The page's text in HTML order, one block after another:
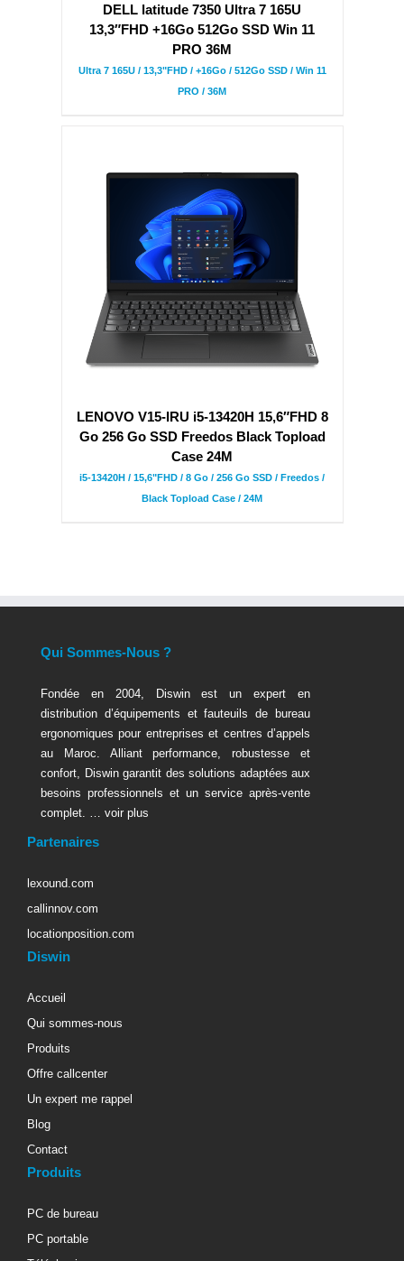
DELL latitude 7350 Ultra 7 165U
13,3″FHD +16Go 512Go SSD Win 11
PRO 36M
Ultra 7 165U / 13,3"FHD / +16Go / 512Go SSD / Win 11
PRO / 36M
LENOVO V15-IRU i5-13420H 15,6″FHD 8
Go 256 Go SSD Freedos Black Topload
Case 24M
i5-13420H / 15,6"FHD / 8 Go / 256 Go SSD / Freedos /
Black Topload Case / 24M
Qui Sommes-Nous ?
Fondée en 2004, Diswin est un expert en
distribution d’équipements et fauteuils de bureau
ergonomiques pour entreprises et centres d’appels
au Maroc. Alliant performance, robustesse et
confort, Diswin garantit des solutions adaptées aux
besoins professionnels et un service après-vente
complet. …
voir plus
Partenaires
lexound.com
callinnov.com
locationposition.com
Diswin
Accueil
Qui sommes-nous
Produits
Offre callcenter
Un expert me rappel
Blog
Contact
Produits
PC de bureau
PC portable